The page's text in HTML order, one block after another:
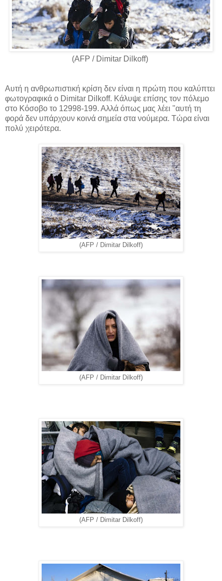
(AFP / Dimitar Dilkoff)
Αυτή η ανθρωπιστική κρίση δεν είναι η πρώτη που καλύπτει
φωτογραφικά ο Dimitar Dilkoff. Κάλυψε επίσης τον πόλεμο
στο Κόσοβο το 12998-199. Αλλά όπως μας λέει "αυτή τη
φορά δεν υπάρχουν κοινά σημεία στα νούμερα. Τώρα είναι
πολύ χειρότερα.
(AFP / Dimitar Dilkoff)
(AFP / Dimitar Dilkoff)
(AFP / Dimitar Dilkoff)